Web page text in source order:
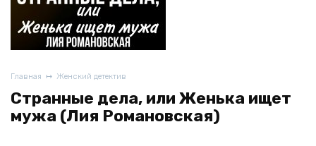
Главная Женский детектив
Странные дела, или Женька ищет
мужа (Лия Романовская)